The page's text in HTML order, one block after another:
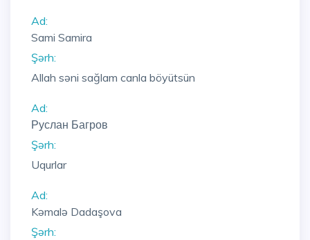
Ad:
Sami Samira
Şərh:
Allah səni sağlam canla böyütsün
Ad:
Руслан Багров
Şərh:
Uqurlar
Ad:
Kəmalə Dadaşova
Şərh: